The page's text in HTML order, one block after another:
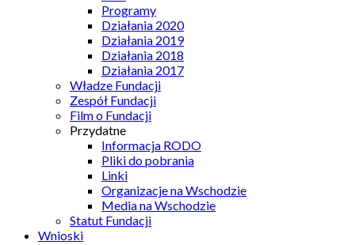
Programy
Działania 2020
Działania 2019
Działania 2018
Działania 2017
Władze Fundacji
Zespół Fundacji
Film o Fundacji
Przydatne
Informacja RODO
Pliki do pobrania
Linki
Organizacje na Wschodzie
Media na Wschodzie
Statut Fundacji
Wnioski